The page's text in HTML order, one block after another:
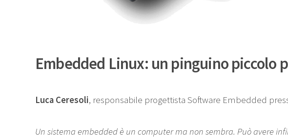
Embedded Linux: un pinguino piccolo
Luca Ceresoli, responsabile progettista Software Embedded
Un sistema embedded è un computer ma non sembra. Può avere